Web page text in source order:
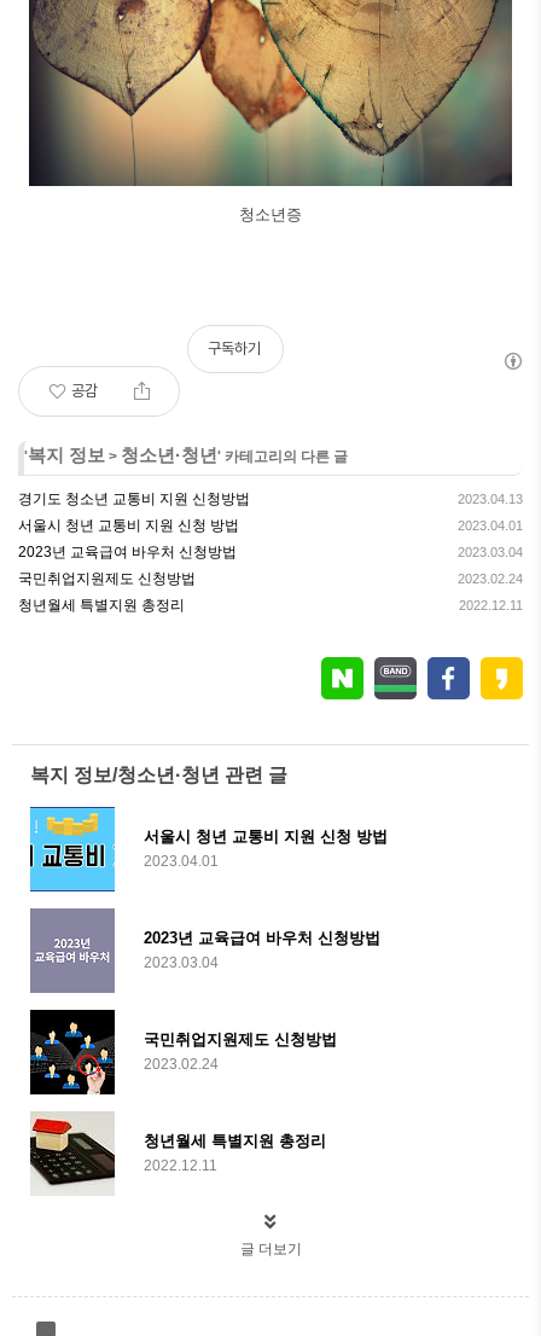
청소년증
공감
구독하기
'복지 정보 > 청소년·청년' 카테고리의 다른 글
경기도 청소년 교통비 지원 신청방법 2023.04.13
서울시 청년 교통비 지원 신청 방법 2023.04.01
2023년 교육급여 바우처 신청방법 2023.03.04
국민취업지원제도 신청방법 2023.02.24
청년월세 특별지원 총정리 2022.12.11
복지 정보/청소년·청년 관련 글
서울시 청년 교통비 지원 신청 방법
2023.04.01
2023년 교육급여 바우처 신청방법
2023.03.04
국민취업지원제도 신청방법
2023.02.24
청년월세 특별지원 총정리
2022.12.11
글 더보기